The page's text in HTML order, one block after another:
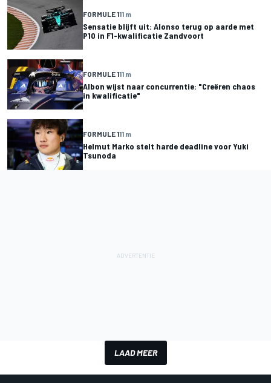
FORMULE 111 m
Sensatie blijft uit: Alonso terug op aarde met
P10 in F1-kwalificatie Zandvoort
FORMULE 111 m
Albon wijst naar concurrentie: "Creëren chaos
in kwalificatie"
FORMULE 111 m
Helmut Marko stelt harde deadline voor Yuki
Tsunoda
LAAD MEER